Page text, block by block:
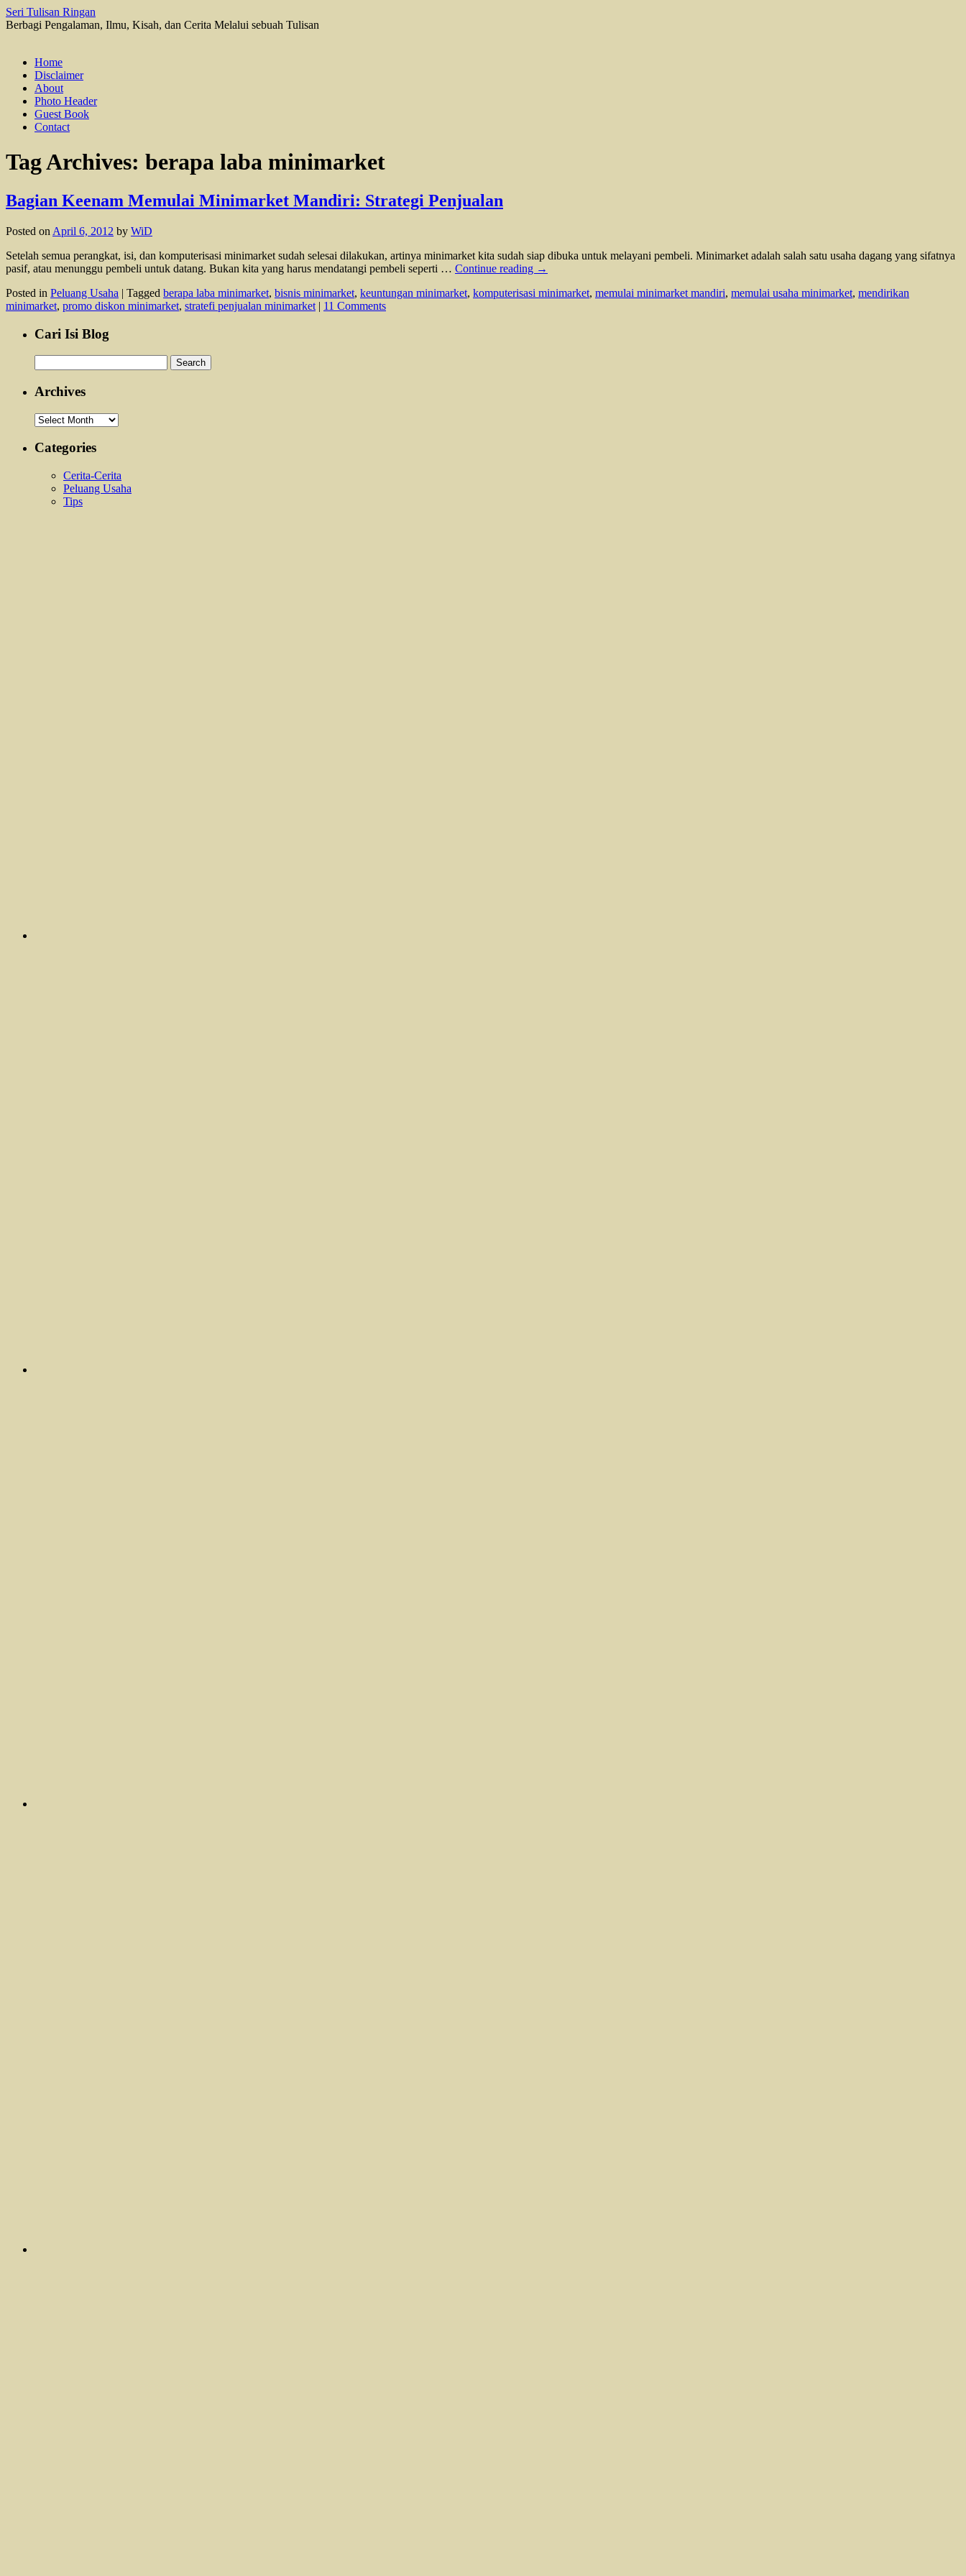
Seri Tulisan Ringan
Berbagi Pengalaman, Ilmu, Kisah, dan Cerita Melalui sebuah Tulisan
Skip
content
Home
Disclaimer
About
Photo Header
Guest Book
Contact
Tag Archives: berapa laba minimarket
Bagian Keenam Memulai Minimarket Mandiri: Strategi Penjualan
Posted on April 6, 2012 by WiD
Setelah semua perangkat, isi, dan komputerisasi minimarket sudah selesai dilakukan, artinya minimarket kita sudah siap dibuka untuk melayani pembeli. Minimarket adalah salah satu usaha dagang yang sifatnya
pasif, atau menunggu pembeli untuk datang. Bukan kita yang harus mendatangi pembeli seperti … Continue reading →
Posted in Peluang Usaha | Tagged berapa laba minimarket, bisnis minimarket, keuntungan minimarket, komputerisasi minimarket, memulai minimarket mandiri, memulai usaha minimarket, mendirikan
minimarket, promo diskon minimarket, stratefi penjualan minimarket | 11 Comments
Cari Isi Blog
for:
Archives
Archives
Categories
Cerita-Cerita
Peluang Usaha
Tips